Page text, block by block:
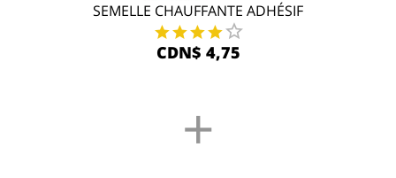
SEMELLE CHAUFFANTE ADHÉSIF
CDN$ 4,75
+